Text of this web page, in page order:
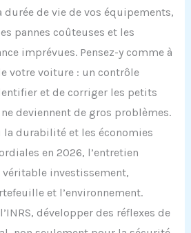
de vie de vos équipements,
pannes coûteuses et les
imprévues. Pensez-y comme à
votre voiture : un contrôle
et de corriger les petits
deviennent de gros problèmes.
la durabilité et les économies
en 2026, l’entretien
investissement,
et l’environnement.
développer des réflexes de